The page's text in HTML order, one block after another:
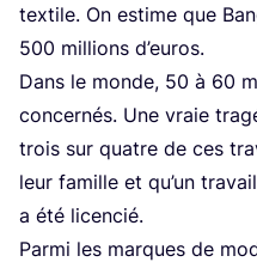
tex­tile. On estime que
500 mil­lions d’euros.
Dans le monde, 50 à 60
concer­nés. Une vraie
trois sur quatre de ces
leur famille et qu’un
a été licencié.
Par­mi les marques de